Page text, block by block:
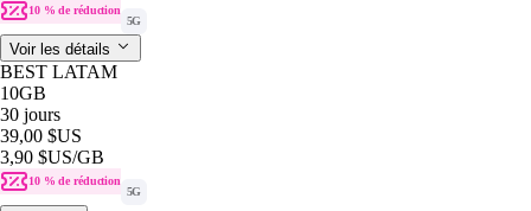
10 % de réduction
5G
Voir les détails
BEST LATAM
10GB
30 jours
39,00 $US
3,90 $US/GB
10 % de réduction
5G